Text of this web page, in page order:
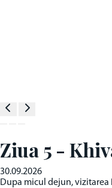
Ziua 5 -
30.09.2026
Dupa micul dejun,